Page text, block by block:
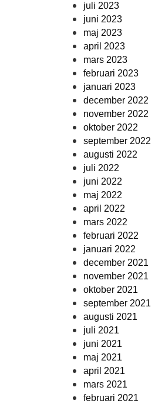
juli 2023
juni 2023
maj 2023
april 2023
mars 2023
februari 2023
januari 2023
december 2022
november 2022
oktober 2022
september 2022
augusti 2022
juli 2022
juni 2022
maj 2022
april 2022
mars 2022
februari 2022
januari 2022
december 2021
november 2021
oktober 2021
september 2021
augusti 2021
juli 2021
juni 2021
maj 2021
april 2021
mars 2021
februari 2021